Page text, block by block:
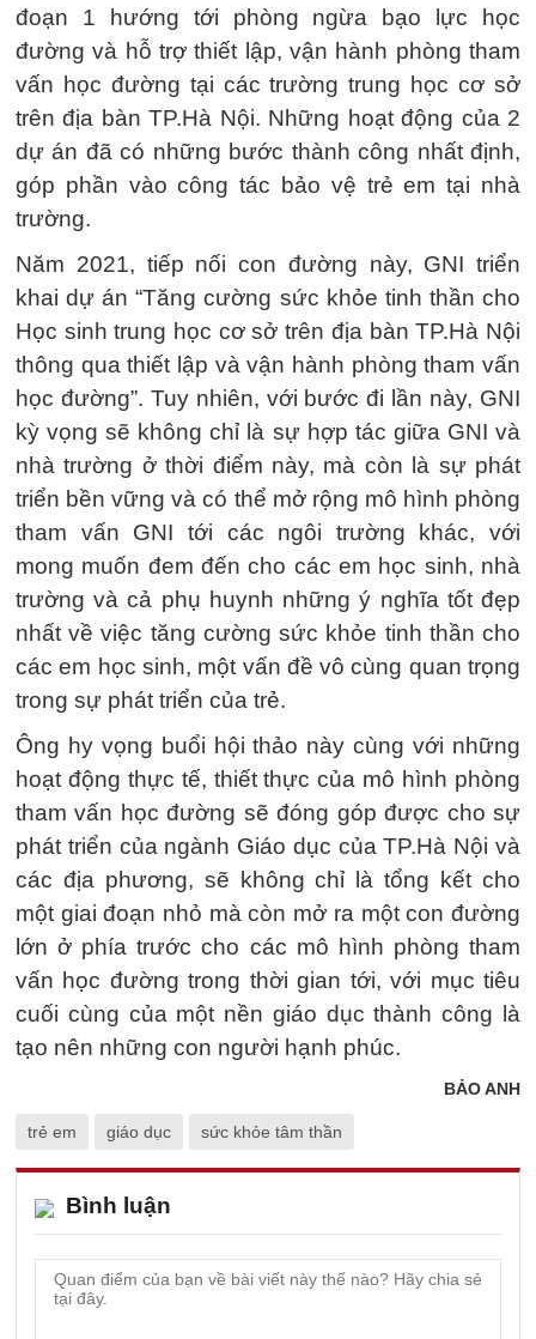
đoạn 1 hướng tới phòng ngừa bạo lực học
đường và hỗ trợ thiết lập, vận hành phòng tham
vấn học đường tại các trường trung học cơ sở
trên địa bàn TP.Hà Nội. Những hoạt động của 2
dự án đã có những bước thành công nhất định,
góp phần vào công tác bảo vệ trẻ em tại nhà
trường.
Năm 2021, tiếp nối con đường này, GNI triển
khai dự án “Tăng cường sức khỏe tinh thần cho
Học sinh trung học cơ sở trên địa bàn TP.Hà Nội
thông qua thiết lập và vận hành phòng tham vấn
học đường”. Tuy nhiên, với bước đi lần này, GNI
kỳ vọng sẽ không chỉ là sự hợp tác giữa GNI và
nhà trường ở thời điểm này, mà còn là sự phát
triển bền vững và có thể mở rộng mô hình phòng
tham vấn GNI tới các ngôi trường khác, với
mong muốn đem đến cho các em học sinh, nhà
trường và cả phụ huynh những ý nghĩa tốt đẹp
nhất về việc tăng cường sức khỏe tinh thần cho
các em học sinh, một vấn đề vô cùng quan trọng
trong sự phát triển của trẻ.
Ông hy vọng buổi hội thảo này cùng với những
hoạt động thực tế, thiết thực của mô hình phòng
tham vấn học đường sẽ đóng góp được cho sự
phát triển của ngành Giáo dục của TP.Hà Nội và
các địa phương, sẽ không chỉ là tổng kết cho
một giai đoạn nhỏ mà còn mở ra một con đường
lớn ở phía trước cho các mô hình phòng tham
vấn học đường trong thời gian tới, với mục tiêu
cuối cùng của một nền giáo dục thành công là
tạo nên những con người hạnh phúc.
BẢO ANH
trẻ em giáo dục sức khỏe tâm thần
Bình luận